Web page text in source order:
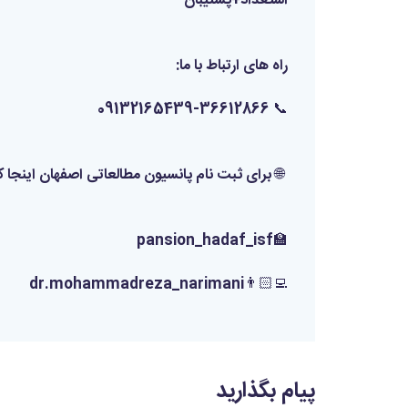
راه های ارتباط با ما:
📞 09132165439-36612866
🌐 برای ثبت نام پانسیون مطالعاتی اصفهان اینجا
🏫pansion_hadaf_isf
👨🏻‍💻dr.mohammadreza_narimani
پیام بگذارید